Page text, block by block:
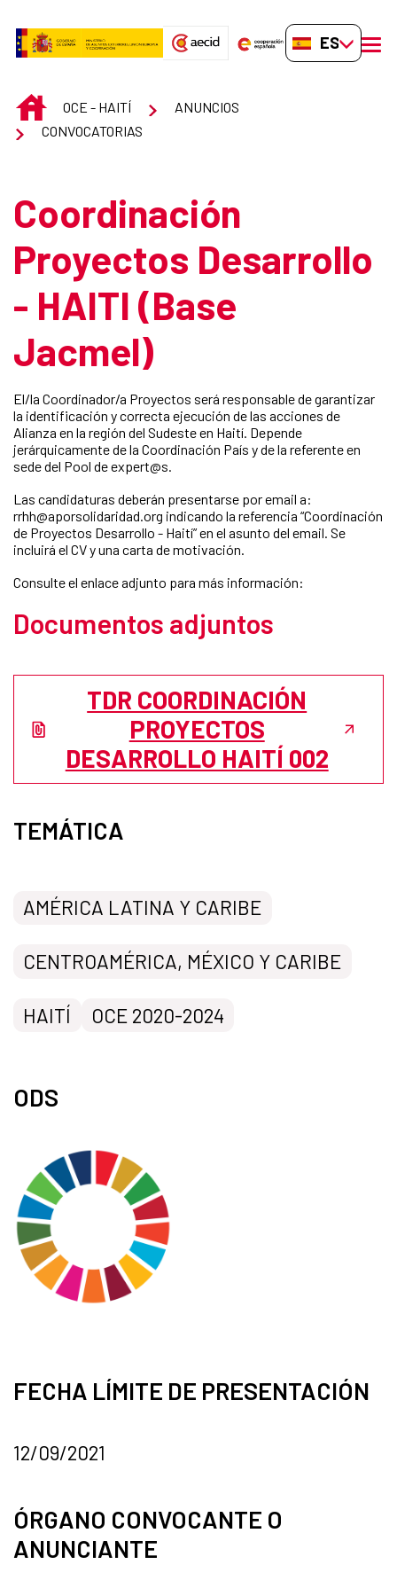
ES-ES
INICIOOCE - HAITÍ
ANUNCIOS
CONVOCATORIAS
Coordinación
Proyectos Desarrollo
- HAITI (Base
Jacmel)
El/la Coordinador/a Proyectos será responsable de garantizar
la identificación y correcta ejecución de las acciones de
Alianza en la región del Sudeste en Haití. Depende
jerárquicamente de la Coordinación País y de la referente en
sede del Pool de expert@s.
Las candidaturas deberán presentarse por email a:
rrhh@aporsolidaridad.org indicando la referencia “Coordinación
de Proyectos Desarrollo - Haití” en el asunto del email. Se
incluirá el CV y una carta de motivación.
Consulte el enlace adjunto para más información:
Documentos adjuntos
TDR COORDINACIÓN
PROYECTOS
DESARROLLO HAITÍ 002
TEMÁTICA
AMÉRICA LATINA Y CARIBE
CENTROAMÉRICA, MÉXICO Y CARIBE
HAITÍ OCE 2020-2024
ODS
FECHA LÍMITE DE PRESENTACIÓN
12/09/2021
ÓRGANO CONVOCANTE O
ANUNCIANTE